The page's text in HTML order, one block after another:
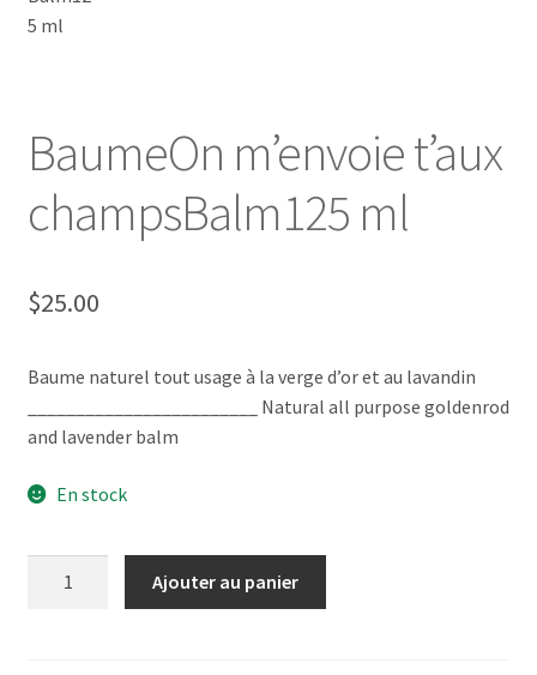
BaumeOn m’envoie t’aux
champsBalm125 ml
$25.00
Baume naturel tout usage à la verge d’or et au lavandin
________________________ Natural all purpose goldenrod
and lavender balm
En stock
Ajouter au panier